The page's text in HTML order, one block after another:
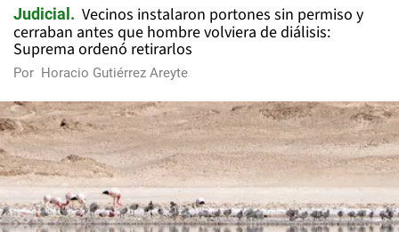
Judicial
Vecinos instalaron portones sin permiso y
cerraban antes que hombre volviera de diálisis:
Suprema ordenó retirarlos
Por Horacio Gutiérrez Areyte